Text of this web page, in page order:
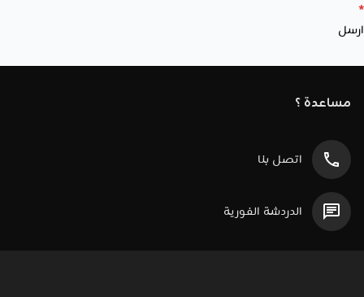
*
ارسل
مساعدة ؟
اتصل بنا
الدردشة الفورية